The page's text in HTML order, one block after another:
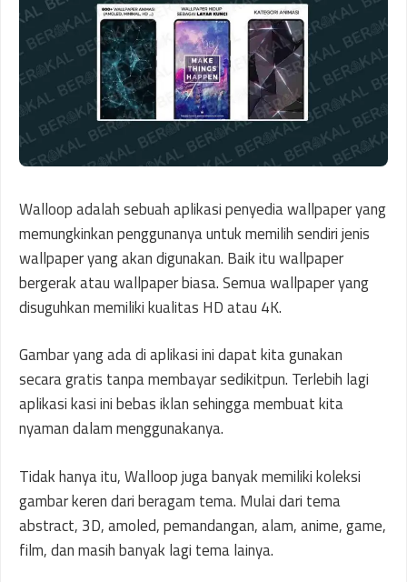
Walloop adalah sebuah aplikasi penyedia wallpaper yang
memungkinkan penggunanya untuk memilih sendiri jenis
wallpaper yang akan digunakan. Baik itu wallpaper
bergerak atau wallpaper biasa. Semua wallpaper yang
disuguhkan memiliki kualitas HD atau 4K.
Gambar yang ada di aplikasi ini dapat kita gunakan
secara gratis tanpa membayar sedikitpun. Terlebih lagi
aplikasi kasi ini bebas iklan sehingga membuat kita
nyaman dalam menggunakanya.
Tidak hanya itu, Walloop juga banyak memiliki koleksi
gambar keren dari beragam tema. Mulai dari tema
abstract, 3D, amoled, pemandangan, alam, anime, game,
film, dan masih banyak lagi tema lainya.